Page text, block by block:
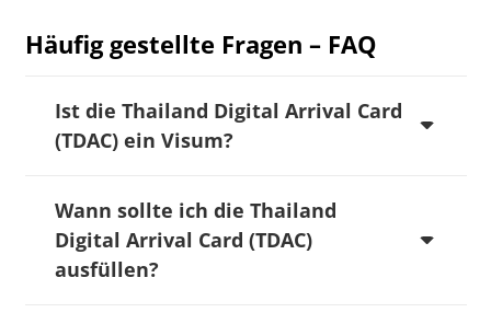
Häufig gestellte Fragen – FAQ
Ist die Thailand Digital Arrival Card
(TDAC) ein Visum?
Wann sollte ich die Thailand
Digital Arrival Card (TDAC)
ausfüllen?